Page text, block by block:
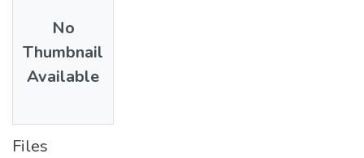
No
Thumbnail
Available
Files